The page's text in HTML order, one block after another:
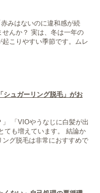
みはないのに違和感が続
せんか？ 実は、冬は一年の
こりやすい季節です。ムレ
シュガーリング脱毛」がお
」 「VIOやうなじに白髪が出
ても増えています。 結論か
グ脱毛は非常におすすめで